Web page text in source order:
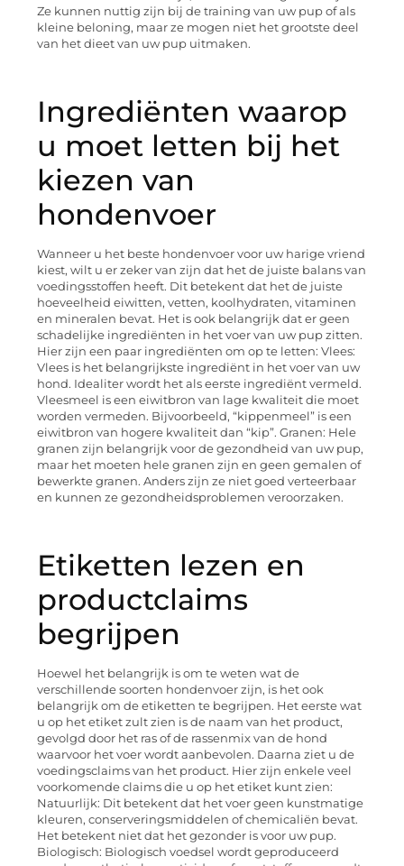
Ze kunnen nuttig zijn bij de training van uw pup of als
kleine beloning, maar ze mogen niet het grootste deel
van het dieet van uw pup uitmaken.
Ingrediënten waarop
u moet letten bij het
kiezen van
hondenvoer
Wanneer u het beste hondenvoer voor uw harige vriend
kiest, wilt u er zeker van zijn dat het de juiste balans van
voedingsstoffen heeft. Dit betekent dat het de juiste
hoeveelheid eiwitten, vetten, koolhydraten, vitaminen
en mineralen bevat. Het is ook belangrijk dat er geen
schadelijke ingrediënten in het voer van uw pup zitten.
Hier zijn een paar ingrediënten om op te letten: Vlees:
Vlees is het belangrijkste ingrediënt in het voer van uw
hond. Idealiter wordt het als eerste ingrediënt vermeld.
Vleesmeel is een eiwitbron van lage kwaliteit die moet
worden vermeden. Bijvoorbeeld, “kippenmeel” is een
eiwitbron van hogere kwaliteit dan “kip”. Granen: Hele
granen zijn belangrijk voor de gezondheid van uw pup,
maar het moeten hele granen zijn en geen gemalen of
bewerkte granen. Anders zijn ze niet goed verteerbaar
en kunnen ze gezondheidsproblemen veroorzaken.
Etiketten lezen en
productclaims
begrijpen
Hoewel het belangrijk is om te weten wat de
verschillende soorten hondenvoer zijn, is het ook
belangrijk om de etiketten te begrijpen. Het eerste wat
u op het etiket zult zien is de naam van het product,
gevolgd door het ras of de rassenmix van de hond
waarvoor het voer wordt aanbevolen. Daarna ziet u de
voedingsclaims van het product. Hier zijn enkele veel
voorkomende claims die u op het etiket kunt zien:
Natuurlijk: Dit betekent dat het voer geen kunstmatige
kleuren, conserveringsmiddelen of chemicaliën bevat.
Het betekent niet dat het gezonder is voor uw pup.
Biologisch: Biologisch voedsel wordt geproduceerd